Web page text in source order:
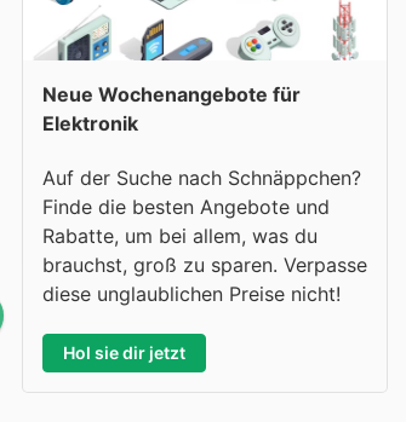
Neue Wochenangebote für
Elektronik
Auf der Suche nach Schnäppchen?
Finde die besten Angebote und
Rabatte, um bei allem, was du
brauchst, groß zu sparen. Verpasse
diese unglaublichen Preise nicht!
Hol sie dir jetzt